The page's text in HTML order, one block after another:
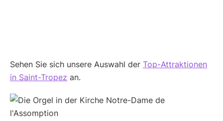
Sehen Sie sich unsere Auswahl der Top-Attraktionen
in Saint-Tropez an.